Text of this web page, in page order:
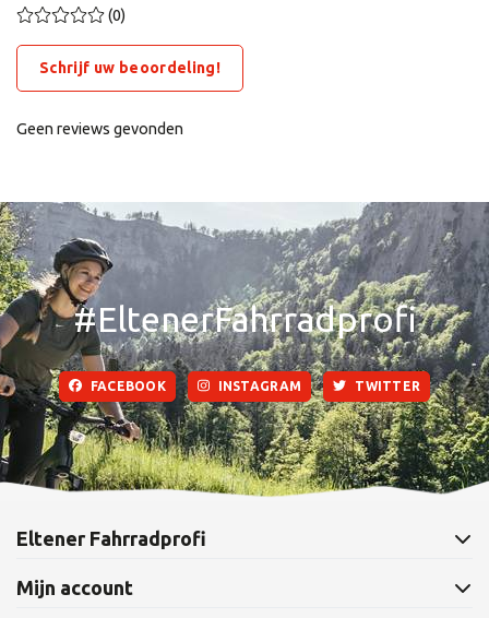
(0)
Schrijf uw beoordeling!
Geen reviews gevonden
#EltenerFahrradprofi
FACEBOOK INSTAGRAM TWITTER
Eltener Fahrradprofi
Mijn account